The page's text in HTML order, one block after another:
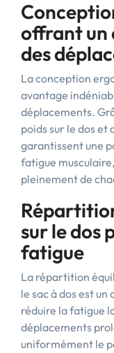
offrant un
des
La conception
avantage
déplacements.
poids sur le dos et
garantissent une
fatigue
pleinement de
sur le dos
fatigue
La répartition
le sac à dos est
réduire la fatigue
déplacements
uniformément le